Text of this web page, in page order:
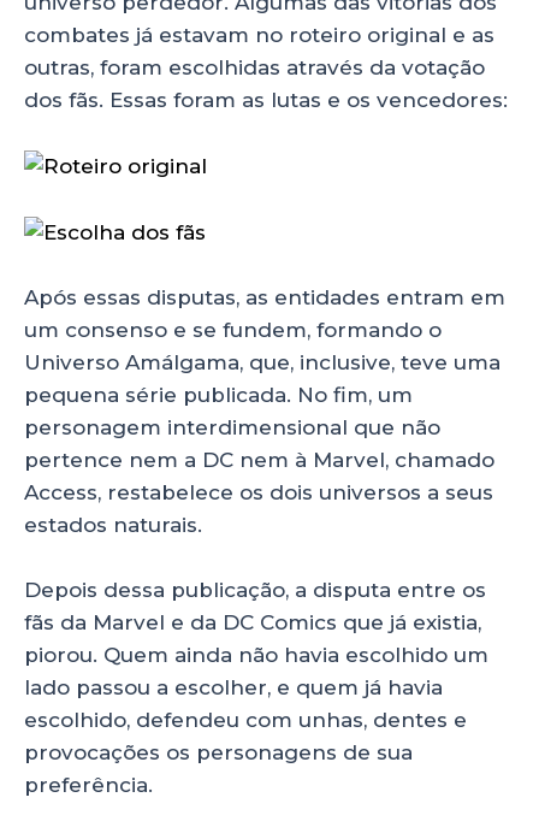
combates já estavam no roteiro original e as
outras, foram escolhidas através da votação
dos fãs. Essas foram as lutas e os vencedores:
Após essas disputas, as entidades entram em
um consenso e se fundem, formando o
Universo Amálgama, que, inclusive, teve uma
pequena série publicada. No fim, um
personagem interdimensional que não
pertence nem a DC nem à Marvel, chamado
Access, restabelece os dois universos a seus
estados naturais.
Depois dessa publicação, a disputa entre os
fãs da Marvel e da DC Comics que já existia,
piorou. Quem ainda não havia escolhido um
lado passou a escolher, e quem já havia
escolhido, defendeu com unhas, dentes e
provocações os personagens de sua
preferência.